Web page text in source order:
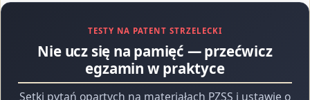
TESTY NA PATENT STRZELECKI
Nie ucz się na pamięć — przećwicz
egzamin w praktyce
Setki pytań opartych na materiałach PZSS i ustawie o